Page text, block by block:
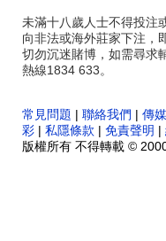
未滿十八歲人士不得投注
向非法或海外莊家下注，
切勿沉迷賭博，如需尋求
熱線1834 633。
常見問題 | 聯絡我們 | 傳
彩 | 私隱條款 | 免責聲明 |
版權所有 不得轉載 ©